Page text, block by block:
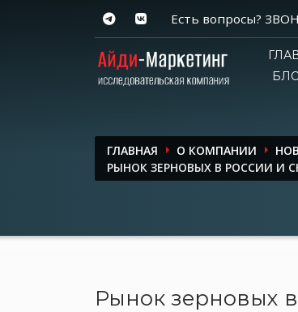
Есть вопросы?
ГЛАВНАЯ О КОМПАНИИ
РЫНОК ЗЕРНОВЫХ В РОССИИ И
Рынок зерновых